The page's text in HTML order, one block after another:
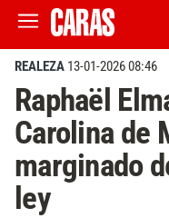
REALEZA 13-01-2026 08:46
Raphaël
Carolina de
marginado
ley